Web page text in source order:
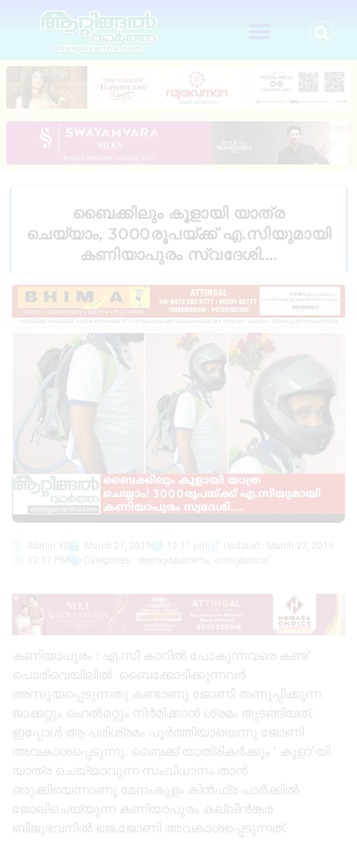
ബൈക്കിലും കൂളായി യാത്ര
ചെയ്യാം, 3000രൂപയ്ക്ക് എ.സിയുമായി
കണിയാപുരം സ്വദേശി….
Admin YS March 27, 2019 12:17 pm
Updated : March 27, 2019
12:17 PM
Categories : അണ്ടൂർക്കോണം നെടുമങ്ങാട്
കണിയാപുരം : എ.സി കാറിൽ പോകുന്നവരെ കണ്ട്
പൊരിവെയിലിൽ ബൈക്കോടിക്കുന്നവർ
അസൂയപ്പെടുന്നതു കണ്ടാണു ജോണി തണുപ്പിക്കുന്ന
ജാക്കറ്റും ഹെൽമറ്റും നിർമിക്കാൻ ശ്രമം തുടങ്ങിയത്.
ഇപ്പോൾ ആ പരിശ്രമം പൂർത്തിയായെന്നു ജോണി
അവകാശപ്പെടുന്നു. ബൈക്ക് യാത്രികർക്കും ‘ കൂളാ’യി
യാത്ര ചെയ്യാവുന്ന സംവിധാനം താൻ
ഒരുക്കിയെന്നാണു മേനംകുളം കിൻഫ്ര പാർക്കിൽ
ജോലിചെയ്യുന്ന കണിയാപുരം കല്ലിൻങ്കര
ബിജുഭവനിൽ ജെ.ജോണി അവകാശപ്പെടുന്നത്.